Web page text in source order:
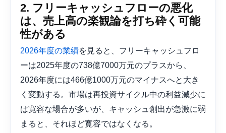
2. フリーキャッシュフローの悪化
は、売上高の楽観論を打ち砕く可能
性がある
2026年度の業績を見ると、フリーキャッシュフロ
ーは2025年度の738億7000万元のプラスから、
2026年度には466億1000万元のマイナスへと大き
く変動する。市場は再投資サイクル中の利益減少に
は寛容な場合が多いが、キャッシュ創出が急激に弱
まると、それほど寛容ではなくなる。